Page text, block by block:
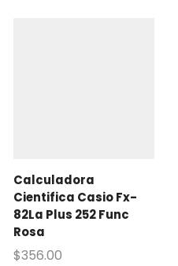
Calculadora
Cientifica Casio Fx-
82La Plus 252 Func
Rosa
$356.00